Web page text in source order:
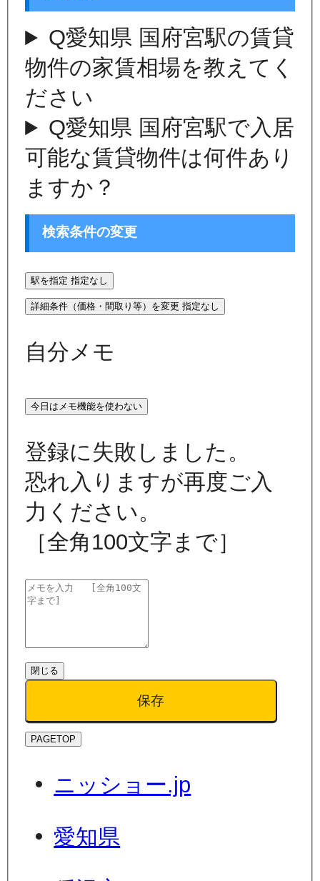
Q愛知県 国府宮駅の賃貸
物件の家賃相場を教えてく
ださい
Q愛知県 国府宮駅で入居
可能な賃貸物件は何件あり
ますか？
検索条件の変更
駅を指定 指定なし
詳細条件（価格・間取り等）を変更 指定なし
自分メモ
今日はメモ機能を使わない
登録に失敗しました。
恐れ入りますが再度ご入
力ください。
［全角100文字まで］
閉じる
保存
PAGETOP
ニッショー.jp
愛知県